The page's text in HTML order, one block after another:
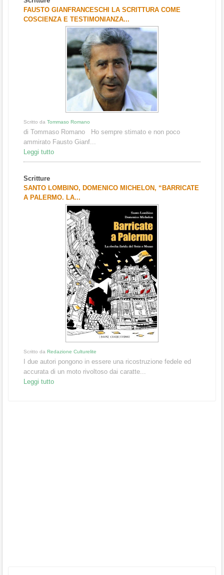
FAUSTO GIANFRANCESCHI LA SCRITTURA COME
COSCIENZA E TESTIMONIANZA...
Scritto da Tommaso Romano
di Tommaso Romano Ho sempre stimato e non poco
ammirato Fausto Gianf...
Leggi tutto
Scritture
SANTO LOMBINO, DOMENICO MICHELON, “BARRICATE
A PALERMO. LA...
Scritto da Redazione Culturelite
I due autori pongono in essere una ricostruzione fedele ed
accurata di un moto rivoltoso dai caratte...
Leggi tutto